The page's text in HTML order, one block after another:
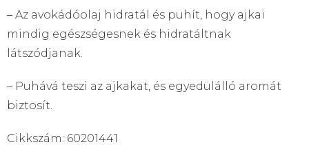
– Az avokádóolaj hidratál és puhít, hogy ajkai
mindig egészségesnek és hidratáltnak
látszódjanak.
– Puhává teszi az ajkakat, és egyedülálló aromát
biztosít.
Cikkszám: 60201441